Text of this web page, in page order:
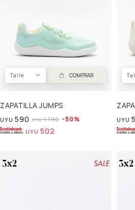
Talle COMPRAR
ZAPATILLA JUMPS
UYU 590 UYU 1.190 50
UYU 502
UYU